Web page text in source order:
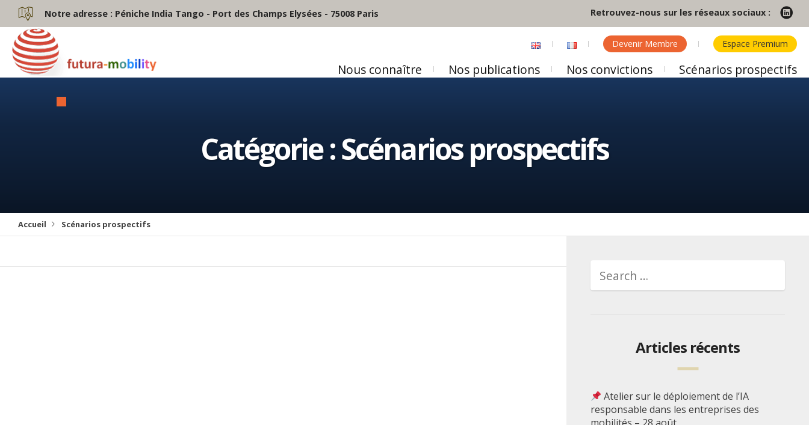
Notre adresse : Péniche India Tango - Port des Champs Elysées - 75008 Paris Retrouvez-nous sur les réseaux sociaux :
Devenir Membre Espace Premium
Nous connaître Nos publications Nos convictions Scénarios prospectifs
Catégorie :Scénarios prospectifs
Accueil Scénarios prospectifs
Articles récents
Atelier sur le déploiement de l’IA
responsable dans les entreprises des